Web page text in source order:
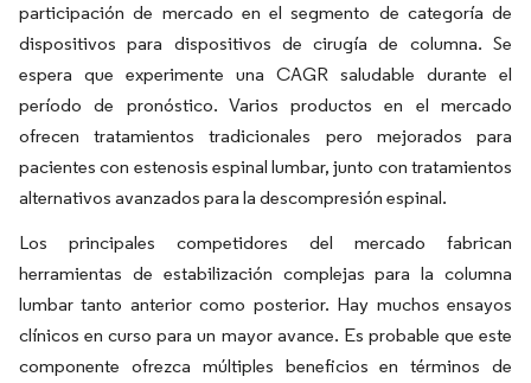
participación de mercado en el segmento de categoría de
dispositivos para dispositivos de cirugía de columna. Se
espera que experimente una CAGR saludable durante el
período de pronóstico. Varios productos en el mercado
ofrecen tratamientos tradicionales pero mejorados para
pacientes con estenosis espinal lumbar, junto con tratamientos
alternativos avanzados para la descompresión espinal.
Los principales competidores del mercado fabrican
herramientas de estabilización complejas para la columna
lumbar tanto anterior como posterior. Hay muchos ensayos
clínicos en curso para un mayor avance. Es probable que este
componente ofrezca múltiples beneficios en términos de